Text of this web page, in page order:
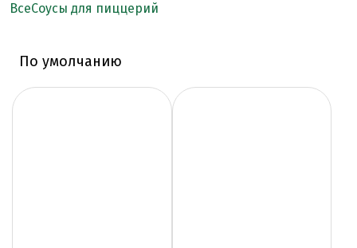
ВсеСоусы для пиццерий
По умолчанию
По популярности